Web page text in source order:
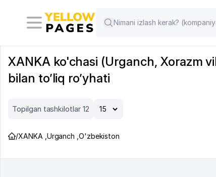
XANKA ko'chasi (Urganch, Xorazm
bilan to’liq ro’yhati
Topilgan tashkilotlar 12
/XANKA Urganch ,O'zbekiston